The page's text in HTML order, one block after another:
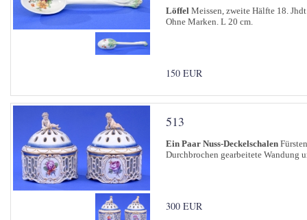
Löffel Meissen, zweite Hälfte 18.
Ohne Marken. L 20 cm.
150 EUR
513
Ein Paar Nuss-Deckelschalen
Durchbrochen gearbeitete Wandung
300 EUR